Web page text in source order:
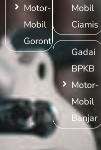
Motor-
Mobil
Gorontalo
Mobil
Ciamis
Gadai
BPKB
Motor-
Mobil
Banjar